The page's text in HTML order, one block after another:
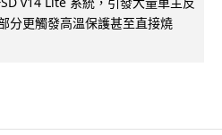
分更觸發高溫保護甚至直接燒